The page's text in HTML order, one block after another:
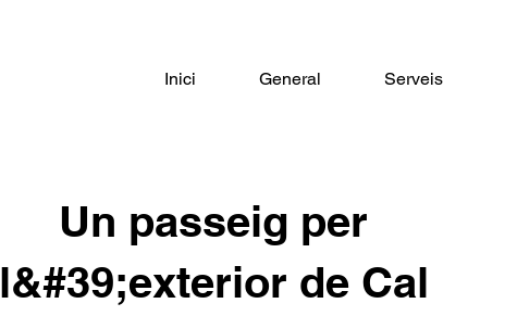
Inici General Serveis
Un passeig per
l&#39;exterior de Cal